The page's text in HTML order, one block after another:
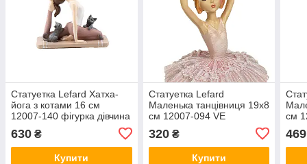
Статуетка Lefard Хатха-
йога з котами 16 см
12007-140 фігурка дівчина
630 ₴
Купити
Статуетка Lefard
Маленька танцівниця 19х8
см 12007-094 VE
320₴
Купити
см
469